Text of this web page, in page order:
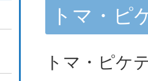
トマ・ピ
トマ・ピケ